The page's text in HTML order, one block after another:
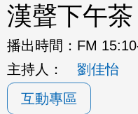
漢聲下午茶
播出時間： FM
主持人：
劉佳怡
互動專區